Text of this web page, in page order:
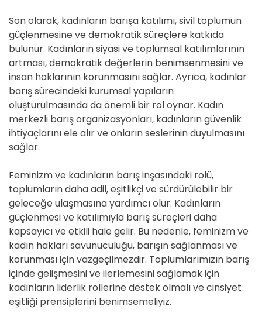
Son olarak, kadınların barışa katılımı, sivil toplumun
güçlenmesine ve demokratik süreçlere katkıda
bulunur. Kadınların siyasi ve toplumsal katılımlarının
artması, demokratik değerlerin benimsenmesini ve
insan haklarının korunmasını sağlar. Ayrıca, kadınlar
barış sürecindeki kurumsal yapıların
oluşturulmasında da önemli bir rol oynar. Kadın
merkezli barış organizasyonları, kadınların güvenlik
ihtiyaçlarını ele alır ve onların seslerinin duyulmasını
sağlar.
Feminizm ve kadınların barış inşasındaki rolü,
toplumların daha adil, eşitlikçi ve sürdürülebilir bir
geleceğe ulaşmasına yardımcı olur. Kadınların
güçlenmesi ve katılımıyla barış süreçleri daha
kapsayıcı ve etkili hale gelir. Bu nedenle, feminizm ve
kadın hakları savunuculuğu, barışın sağlanması ve
korunması için vazgeçilmezdir. Toplumlarımızın barış
içinde gelişmesini ve ilerlemesini sağlamak için
kadınların liderlik rollerine destek olmalı ve cinsiyet
eşitliği prensiplerini benimsemeliyiz.